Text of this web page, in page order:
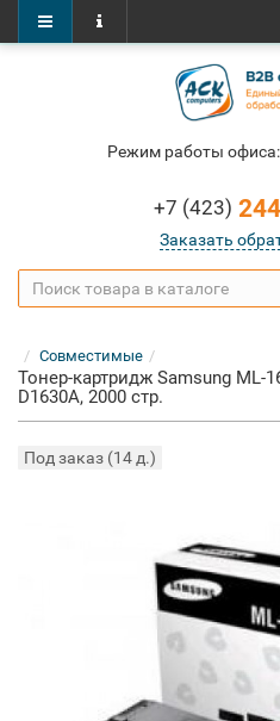
Режим работы
+7 (423)
Заказать
Совместимые
Тонер-картридж Samsung ML-
D1630A, 2000 стр.
Под заказ (14 д.)